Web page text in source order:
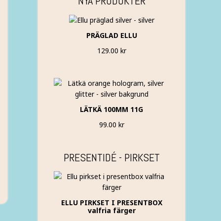
PRÄGLAD ELLU
129.00 kr
LÄTKÄ 100MM 11G
99.00 kr
PRESENTIDÉ - PIRKSET
ELLU PIRKSET I PRESENTBOX
valfria färger